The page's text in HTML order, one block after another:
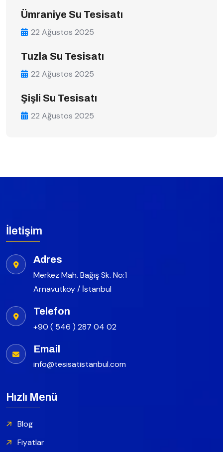
Ümraniye Su Tesisatı
22 Ağustos 2025
Tuzla Su Tesisatı
22 Ağustos 2025
Şişli Su Tesisatı
22 Ağustos 2025
İletişim
Adres
Merkez Mah. Bağış Sk. No:1
Arnavutköy / İstanbul
Telefon
+90 ( 546 ) 287 04 02
Email
info@tesisatistanbul.com
Hızlı Menü
Blog
Fiyatlar